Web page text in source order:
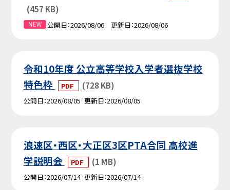
(457 KB)
公開日 2026/08/06 更新日 2026/08/06
令和10年度 公立高等学校入学者選抜学校
特色枠
PDF (728 KB)
公開日 2026/08/05 更新日 2026/08/05
浪速区・西区・大正区3区PTA合同 高校進
学説明会
PDF (1 MB)
公開日 2026/07/14 更新日 2026/07/14